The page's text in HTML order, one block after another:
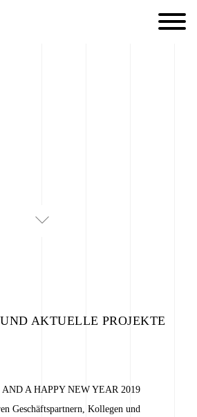
AKTUELLE PROJEKTE
A HAPPY NEW YEAR 2019
Geschäftspartnern, Kollegen und